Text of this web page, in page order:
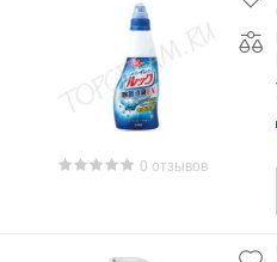
0 отзывов